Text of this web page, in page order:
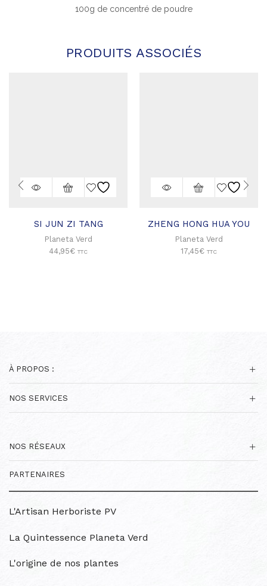
100g de concentré de poudre
PRODUITS ASSOCIÉS
SI JUN ZI TANG
Planeta Verd
44,95€ TTC
ZHENG HONG HUA YOU
Planeta Verd
17,45€ TTC
À PROPOS :
NOS SERVICES
NOS RÉSEAUX
PARTENAIRES
L'Artisan Herboriste PV
La Quintessence Planeta Verd
L'origine de nos plantes